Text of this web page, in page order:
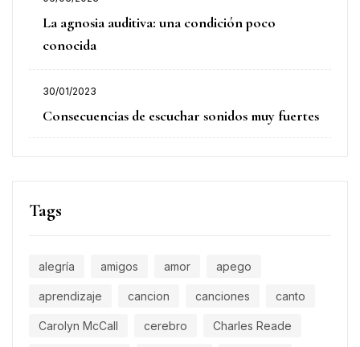
La agnosia auditiva: una condición poco
conocida
30/01/2023
Consecuencias de escuchar sonidos muy fuertes
Tags
alegría amigos amor apego
aprendizaje cancion canciones canto
Carolyn McCall cerebro Charles Reade